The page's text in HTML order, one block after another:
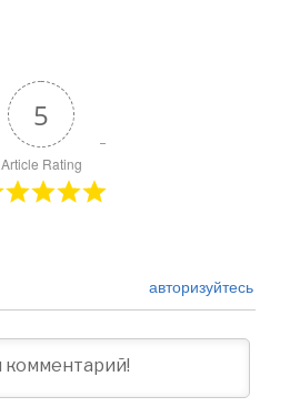
5
Article Rating
авторизуйтесь